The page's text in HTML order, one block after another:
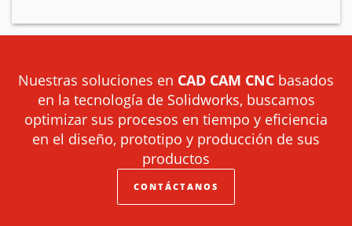
Nuestras soluciones en CAD CAM CNC basados
en la tecnología de Solidworks, buscamos
optimizar sus procesos en tiempo y eficiencia
en el diseño, prototipo y producción de sus
productos
CONTÁCTANOS